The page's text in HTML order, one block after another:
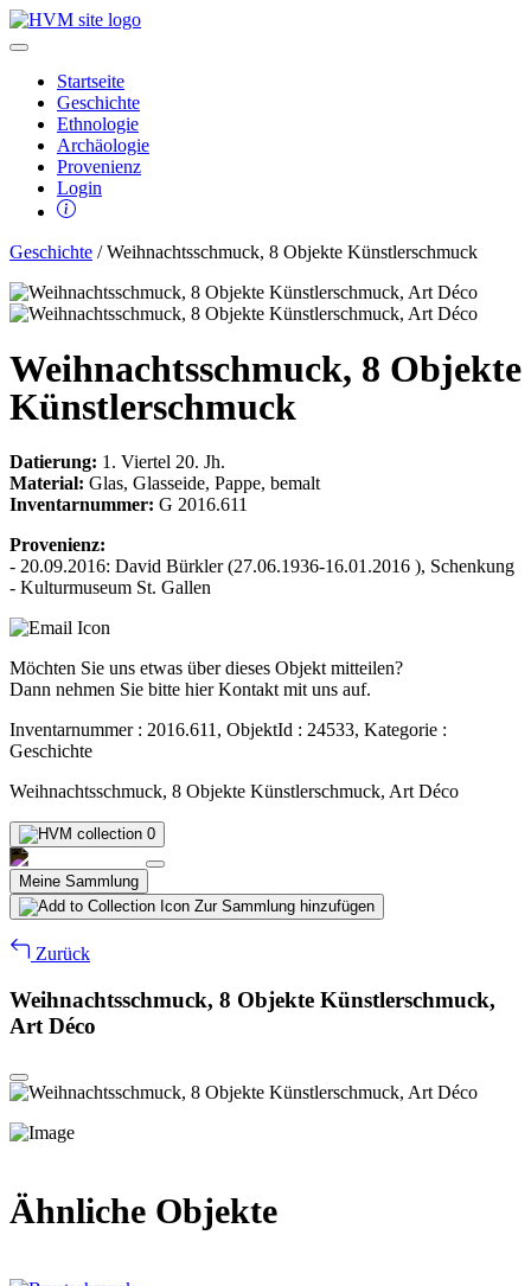
Startseite
Geschichte
Ethnologie
Archäologie
Provenienz
Login
Geschichte / Weihnachtsschmuck, 8 Objekte Künstlerschmuck
Weihnachtsschmuck, 8 Objekte
Künstlerschmuck
Datierung: 1. Viertel 20. Jh.
Material: Glas, Glasseide, Pappe, bemalt
Inventarnummer: G 2016.611
Provenienz:
- 20.09.2016: David Bürkler (27.06.1936-16.01.2016 ), Schenkung
- Kulturmuseum St. Gallen
Möchten Sie uns etwas über dieses Objekt mitteilen?
Dann nehmen Sie bitte hier Kontakt mit uns auf.
Inventarnummer : 2016.611, ObjektId : 24533, Kategorie :
Geschichte
Weihnachtsschmuck, 8 Objekte Künstlerschmuck, Art Déco
0
Meine Sammlung
Zur Sammlung hinzufügen
Zurück
Weihnachtsschmuck, 8 Objekte Künstlerschmuck,
Art Déco
Ähnliche Objekte